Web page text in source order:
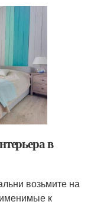
в
возьмите на
к